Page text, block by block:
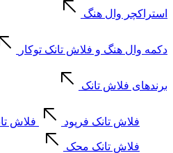
استراکچر وال هنگ
دکمه وال هنگ و فلاش تانک توکار
برندهای فلاش تانک
فلاش تانک فرپود فلاش
فلاش تانک محک